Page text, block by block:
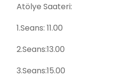
Atölye Saateri:
1.Seans: 11.00
2.Seans:13.00
3.Seans:15.00